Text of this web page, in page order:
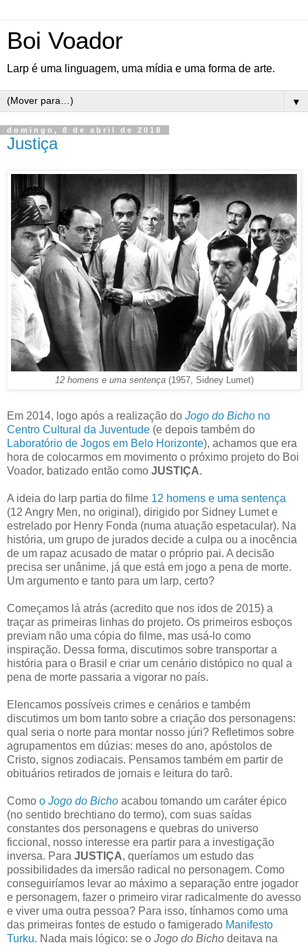
Boi Voador
Larp é uma linguagem, uma mídia e uma forma de arte.
▼
domingo, 8 de abril de 2018
Justiça
12 homens e uma sentença(1957, Sidney Lumet)
Em 2014, logo após a realização do Jogo do Bicho no
Centro Cultural da Juventude (e depois também do
Laboratório de Jogos em Belo Horizonte), achamos que era
hora de colocarmos em movimento o próximo projeto do Boi
Voador, batizado então como JUSTIÇA.
A ideia do larp partia do filme 12 homens e uma sentença
(12 Angry Men, no original), dirigido por Sidney Lumet e
estrelado por Henry Fonda (numa atuação espetacular). Na
história, um grupo de jurados decide a culpa ou a inocência
de um rapaz acusado de matar o próprio pai. A decisão
precisa ser unânime, já que está em jogo a pena de morte.
Um argumento e tanto para um larp, certo?
Começamos lá atrás (acredito que nos idos de 2015) a
traçar as primeiras linhas do projeto. Os primeiros esboços
previam não uma cópia do filme, mas usá-lo como
inspiração. Dessa forma, discutimos sobre transportar a
história para o Brasil e criar um cenário distópico no qual a
pena de morte passaria a vigorar no país.
Elencamos possíveis crimes e cenários e também
discutimos um bom tanto sobre a criação dos personagens:
qual seria o norte para montar nosso júri? Refletimos sobre
agrupamentos em dúzias: meses do ano, apóstolos de
Cristo, signos zodiacais. Pensamos também em partir de
obituários retirados de jornais e leitura do tarô.
Como o Jogo do Bicho acabou tomando um caráter épico
(no sentido brechtiano do termo), com suas saídas
constantes dos personagens e quebras do universo
ficcional, nosso interesse era partir para a investigação
inversa. Para JUSTIÇA, queríamos um estudo das
possibilidades da imersão radical no personagem. Como
conseguiríamos levar ao máximo a separação entre jogador
e personagem, fazer o primeiro virar radicalmente do avesso
e viver uma outra pessoa? Para isso, tínhamos como uma
das primeiras fontes de estudo o famigerado Manifesto
Turku. Nada mais lógico: se o Jogo do Bicho deitava na